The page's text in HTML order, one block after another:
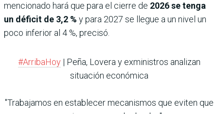
mencionado hará que para el cierre de 2026 se tenga
un déficit de 3,2 % y para 2027 se llegue a un nivel un
poco inferior al 4 %, precisó.
#ArribaHoy| Peña, Lovera y exministros analizan
situación económica
"Trabajamos en establecer mecanismos que eviten que